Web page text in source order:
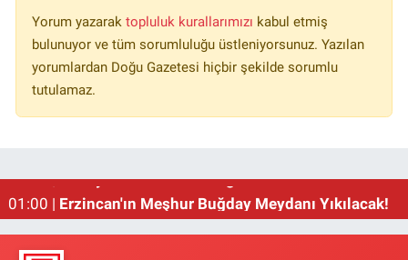
Yorum yazarak topluluk kurallarımızı kabul etmiş
bulunuyor ve tüm sorumluluğu üstleniyorsunuz. Yazılan
yorumlardan Doğu Gazetesi hiçbir şekilde sorumlu
tutulamaz.
01:00 | Erzincan'ın Meşhur Buğday Meydanı Yıkılacak!